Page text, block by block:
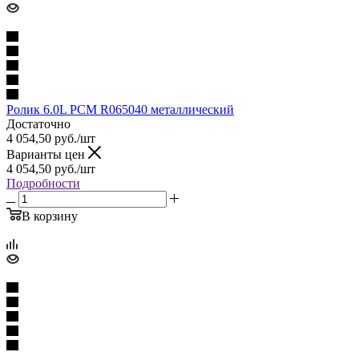
Ролик 6.0L PCM R065040 металлический
Достаточно
4 054,50 руб./шт
Варианты цен
4 054,50 руб./шт
Подробности
В корзину